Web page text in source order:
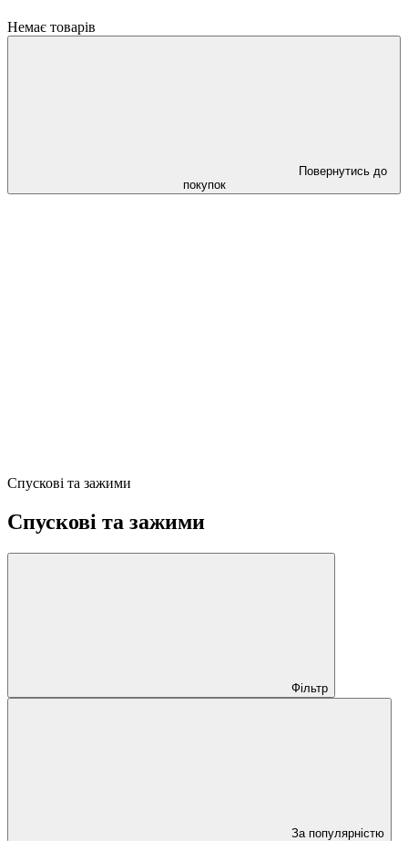
Немає товарів
Повернутись до
покупок
Спускові та зажими
Спускові та зажими
Фільтр
За популярністю